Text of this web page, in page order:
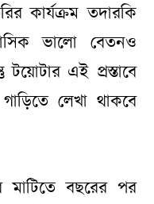
কার্যক্রম তদারকি
ভালো বেতনও
টয়োটার এই প্রস্তাবে
লেখা থাকবে
বছরের পর